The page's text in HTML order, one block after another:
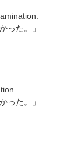
った。」
った。」